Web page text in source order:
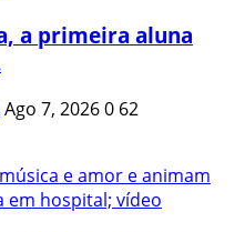
a primeira aluna
Ago 7, 20260 62